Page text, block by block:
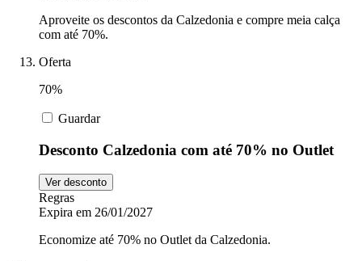
Aproveite os descontos da Calzedonia e compre meia calça
com até 70%.
Oferta
70%
Guardar
Desconto Calzedonia com até 70% no Outlet
Ver desconto
Regras
Expira em 26/01/2027
Economize até 70% no Outlet da Calzedonia.